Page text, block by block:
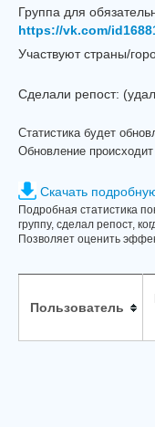
Группа для
https://vk.com/
Участвуют страны/
Сделали репост:
Статистика будет
Обновление происходит
Скачать
Подробная статистика
группу, сделал репост,
Позволяет оценить
Пользователь